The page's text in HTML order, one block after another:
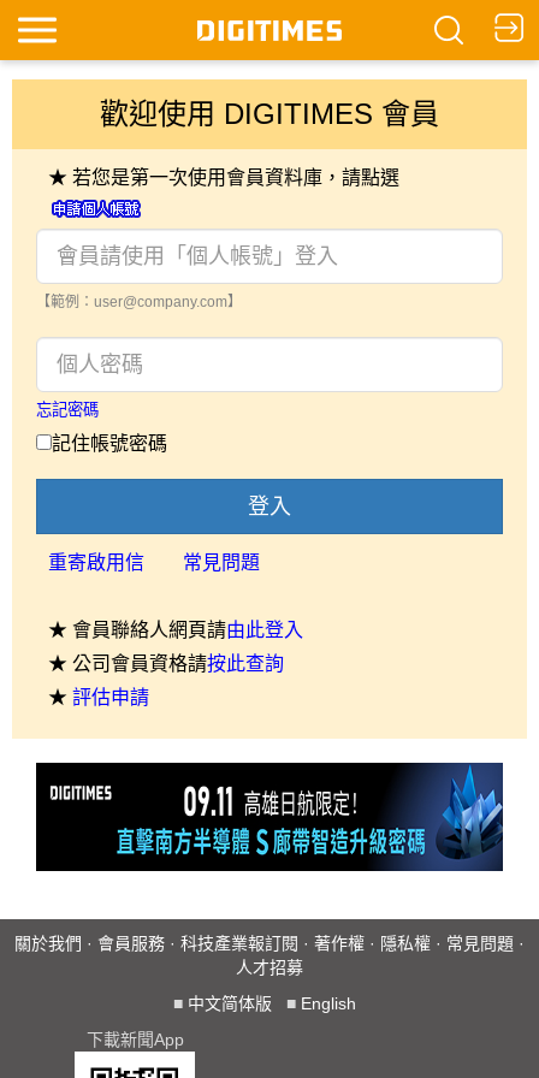
歡迎使用 DIGITIMES 會員
★ 若您是第一次使用會員資料庫，請點選
【範例：user@company.com】
忘記密碼
記住帳號密碼
登入
重寄啟用信 常見問題
★ 會員聯絡人網頁請由此登入
★ 公司會員資格請按此查詢
★ 評估申請
關於我們 · 會員服務 · 科技產業報訂閱 · 著作權 · 隱私權 · 常見問題 ·
人才招募
■ 中文简体版 ■ English
下載新聞App